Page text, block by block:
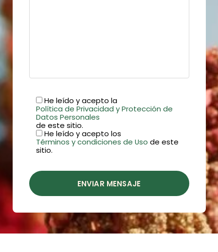
He leído y acepto la
Política de Privacidad y Protección de
Datos Personales
de este sitio.
He leído y acepto los
Términos y condiciones de Uso de este
sitio.
ENVIAR MENSAJE